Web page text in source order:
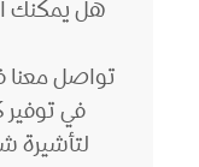
هل يمكنك
تواصل
في توفير
لتأشيرة